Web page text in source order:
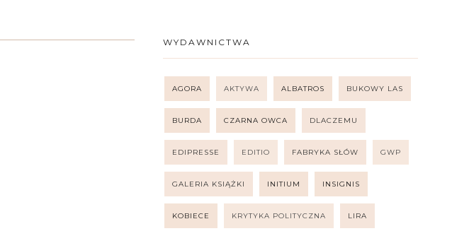
WYDAWNICTWA
AGORA AKTYWA ALBATROS BUKOWY LAS
BURDA CZARNA OWCA DLACZEMU
EDIPRESSE EDITIO FABRYKA SŁÓW GWP
GALERIA KSIĄŻKI INITIUM INSIGNIS
KOBIECE KRYTYKA POLITYCZNA LIRA